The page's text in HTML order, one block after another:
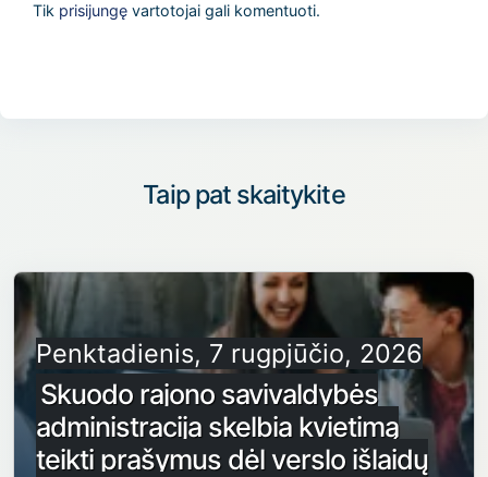
Tik prisijungęvartotojai gali komentuoti.
Taip pat skaitykite
Penktadienis, 7 rugpjūčio, 2026
Skuodo rajono savivaldybės
administracija skelbia kvietimą
teikti prašymus dėl verslo išlaidų